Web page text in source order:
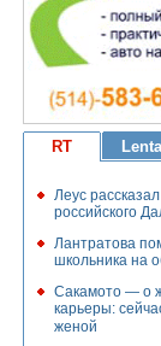
RT Lenta
Леус
российского
Лантратова
школьника на
Сакамото — о
карьеры:
женой